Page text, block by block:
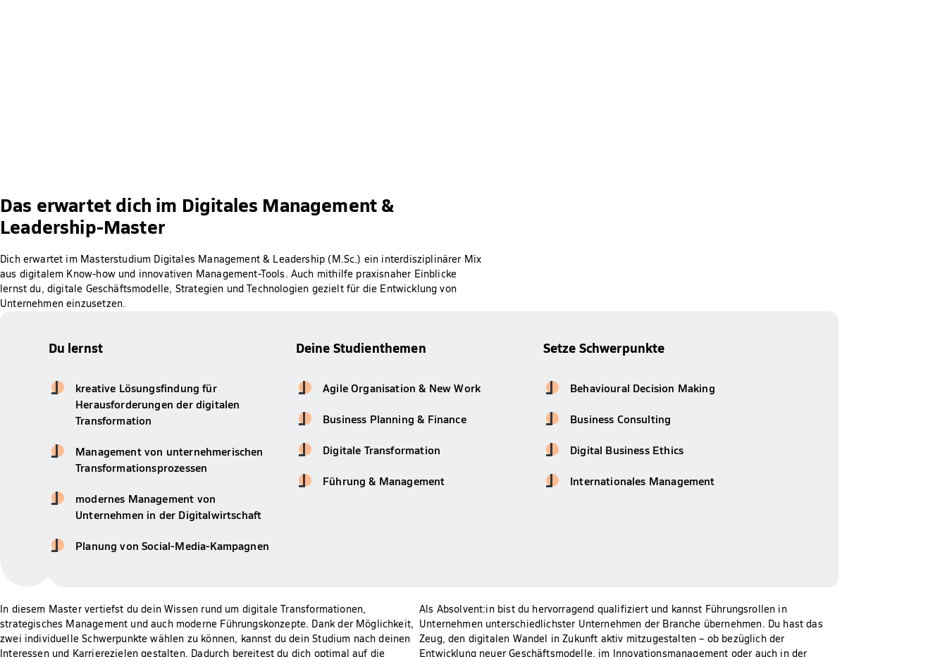
Das erwartet dich im Digitales Management &
Leadership-Master
Dich erwartet im Masterstudium Digitales Management & Leadership (M.Sc.) ein interdisziplinärer Mix
aus digitalem Know-how und innovativen Management-Tools. Auch mithilfe praxisnaher Einblicke
lernst du, digitale Geschäftsmodelle, Strategien und Technologien gezielt für die Entwicklung von
Unternehmen einzusetzen.
Du lernst
kreative Lösungsfindung für
Herausforderungen der digitalen
Transformation
Management von unternehmerischen
Transformationsprozessen
modernes Management von
Unternehmen in der Digitalwirtschaft
Planung von Social-Media-Kampagnen
Deine Studienthemen
Agile Organisation & New Work
Business Planning & Finance
Digitale Transformation
Führung & Management
Setze Schwerpunkte
Behavioural Decision Making
Business Consulting
Digital Business Ethics
Internationales Management
In diesem Master vertiefst du dein Wissen rund um digitale Transformationen,
strategisches Management und auch moderne Führungskonzepte. Dank der Möglichkeit,
zwei individuelle Schwerpunkte wählen zu können, kannst du dein Studium nach deinen
Interessen und Karrierezielen gestalten. Dadurch bereitest du dich optimal auf die
Als Absolvent:in bist du hervorragend qualifiziert und kannst Führungsrollen in
Unternehmen unterschiedlichster Unternehmen der Branche übernehmen. Du hast das
Zeug, den digitalen Wandel in Zukunft aktiv mitzugestalten – ob bezüglich der
Entwicklung neuer Geschäftsmodelle, im Innovationsmanagement oder auch in der